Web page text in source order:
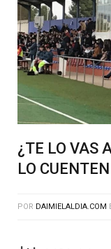
¿TE LO VAS
LO CUENTEN
POR DAIMIELALDIA.COM